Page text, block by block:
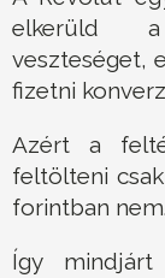
elkerüld a
veszteséget,
fizetni
Azért a
feltölteni
forintban nem.
Így